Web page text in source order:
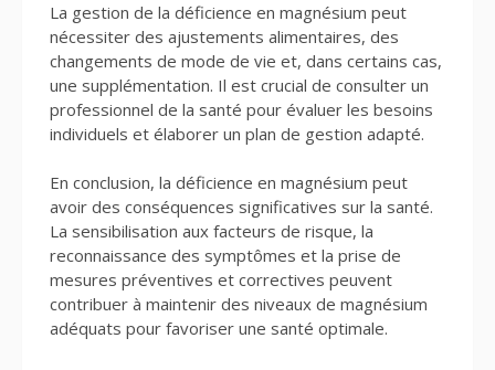
La gestion de la déficience en magnésium peut
nécessiter des ajustements alimentaires, des
changements de mode de vie et, dans certains cas,
une supplémentation. Il est crucial de consulter un
professionnel de la santé pour évaluer les besoins
individuels et élaborer un plan de gestion adapté.
En conclusion, la déficience en magnésium peut
avoir des conséquences significatives sur la santé.
La sensibilisation aux facteurs de risque, la
reconnaissance des symptômes et la prise de
mesures préventives et correctives peuvent
contribuer à maintenir des niveaux de magnésium
adéquats pour favoriser une santé optimale.